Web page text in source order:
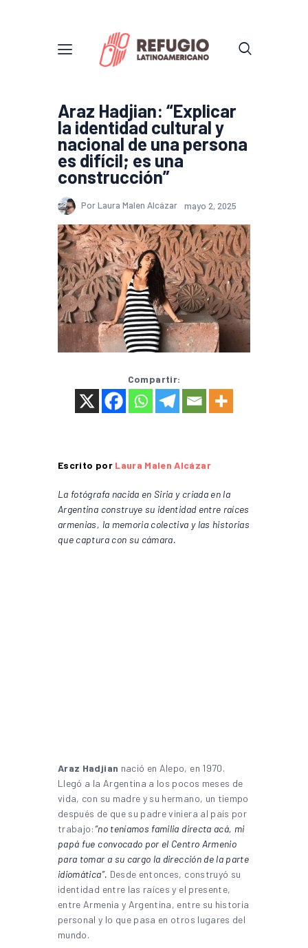
Araz Hadjian: “Explicar
la identidad cultural y
nacional de una persona
es difícil; es una
construcción”
Por Laura Malen Alcázar mayo 2, 2025
Compartir:
Escrito por Laura Malen Alcázar
La fotógrafa nacida en Siria y criada en la
Argentina construye su identidad entre raíces
armenias, la memoria colectiva y las historias
que captura con su cámara.
Araz Hadjian nació en Alepo, en 1970.
Llegó a la Argentina a los pocos meses de
vida, con su madre y su hermano, un tiempo
después de que su padre viniera al país por
trabajo:“no teníamos familia directa acá, mi
papá fue convocado por el Centro Armenio
para tomar a su cargo la dirección de la parte
idiomática”. Desde entonces, construyó su
identidad entre las raíces y el presente,
entre Armenia y Argentina, entre su historia
personal y lo que pasa en otros lugares del
mundo.